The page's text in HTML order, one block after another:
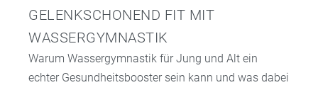
GELENKSCHONEND FIT MIT
WASSERGYMNASTIK
Warum Wassergymnastik für Jung und Alt ein
echter Gesundheitsbooster sein kann und was dabei